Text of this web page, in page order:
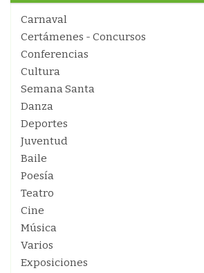
Carnaval
Certámenes - Concursos
Conferencias
Cultura
Semana Santa
Danza
Deportes
Juventud
Baile
Poesía
Teatro
Cine
Música
Varios
Exposiciones